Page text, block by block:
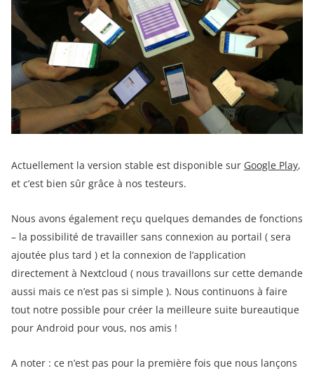
Actuellement la version stable est disponible sur Google Play,
et c’est bien sûr grâce à nos testeurs.
Nous avons également reçu quelques demandes de fonctions
– la possibilité de travailler sans connexion au portail ( sera
ajoutée plus tard ) et la connexion de l’application
directement à Nextcloud ( nous travaillons sur cette demande
aussi mais ce n’est pas si simple ). Nous continuons à faire
tout notre possible pour créer la meilleure suite bureautique
pour Android pour vous, nos amis !
A noter : ce n’est pas pour la première fois que nous lançons